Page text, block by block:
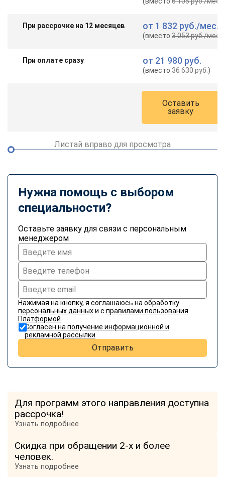
При рассрочке на 12 месяцев от 1 832 руб./мес.
(вместо3 053 руб./мес.
При оплате сразу от 21 980 руб.
(вместо36 630 руб.)
Оставить
заявку
Листай вправо для просмотра
Нужна помощь с выбором
специальности?
Оставьте заявку для связи с персональным
менеджером
Нажимая на кнопку, я соглашаюсь на обработку
персональных данныхи с правилами пользования
Платформой
Согласен на получение информационной и
рекламной рассылки
Отправить
Для программ этого направления доступна
рассрочка!
Узнать подробнее
Скидка при обращении 2-х и более
человек.
Узнать подробнее